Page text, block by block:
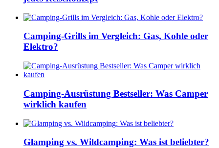
Camping-Grills im Vergleich: Gas, Kohle oder
Elektro?
Camping-Ausrüstung Bestseller: Was Camper
wirklich kaufen
Glamping vs. Wildcamping: Was ist beliebter?